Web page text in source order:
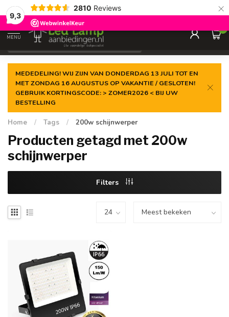
9,3
2810 Reviews ×
Gegarandeerde delaagste prijs
MENU
0
MEDEDELING! WIJ ZIJN VAN DONDERDAG 13 JULI TOT EN
MET ZONDAG 16 AUGUSTUS OP VAKANTIE / GESLOTEN!
GEBRUIK KORTINGSCODE: > ZOMER2026 < BIJ UW
BESTELLING
Home / Tags / 200w schijnwerper
Producten getagd met 200w
schijnwerper
Filters